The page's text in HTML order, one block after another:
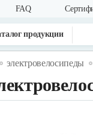
FAQ
продукции
электровелосипеды